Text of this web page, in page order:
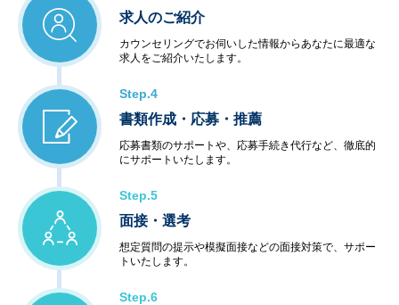
求人のご紹介
カウンセリングでお伺いした情報からあなたに最適な
求人をご紹介いたします。
Step.4
書類作成・応募・推薦
応募書類のサポートや、応募手続き代行など、徹底的
にサポートいたします。
Step.5
面接・選考
想定質問の提示や模擬面接などの面接対策で、サポー
トいたします。
Step.6